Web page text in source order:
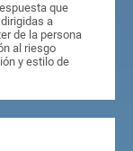
que
a
de la persona
al riesgo
y estilo de